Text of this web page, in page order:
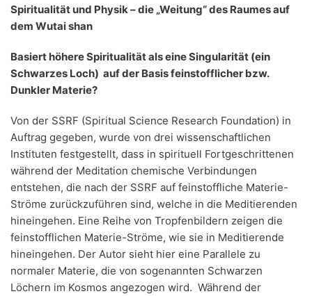
Spiritualität und Physik – die „Weitung“ des Raumes auf
dem Wutai shan
Basiert höhere Spiritualität als eine Singularität (ein
Schwarzes Loch) auf der Basis feinstofflicher bzw.
Dunkler Materie?
Von der SSRF (Spiritual Science Research Foundation) in
Auftrag gegeben, wurde von drei wissenschaftlichen
Instituten festgestellt, dass in spirituell Fortgeschrittenen
während der Meditation chemische Verbindungen
entstehen, die nach der SSRF auf feinstoffliche Materie-
Ströme zurückzuführen sind, welche in die Meditierenden
hineingehen. Eine Reihe von Tropfenbildern zeigen die
feinstofflichen Materie-Ströme, wie sie in Meditierende
hineingehen. Der Autor sieht hier eine Parallele zu
normaler Materie, die von sogenannten Schwarzen
Löchern im Kosmos angezogen wird. Während der